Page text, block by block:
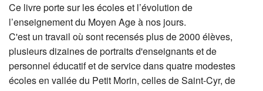
Ce livre porte sur les écoles et l’évolution de
l’enseignement du Moyen Age à nos jours.
C'est un travail où sont recensés plus de 2000 élèves,
plusieurs dizaines de portraits d'enseignants et de
personnel éducatif et de service dans quatre modestes
écoles en vallée du Petit Morin, celles de Saint-Cyr, de